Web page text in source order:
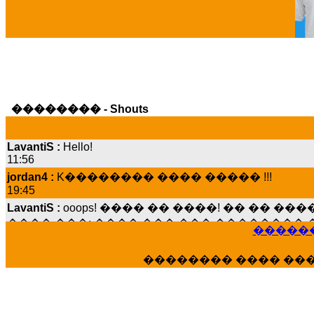
�������� - Shouts
11:56
jordan4 :
19:45
LavantiS :
���� ���; ���� ��� ��� ��������
15:07
LavantiS :����� ���� ������� ���
�������� ����